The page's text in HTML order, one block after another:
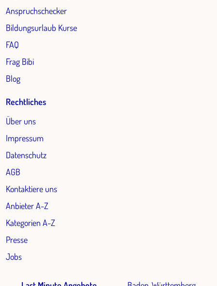
Anspruchschecker
Bildungsurlaub Kurse
FAQ
Frag Bibi
Blog
Rechtliches
Über uns
Impressum
Datenschutz
AGB
Kontaktiere uns
Anbieter A-Z
Kategorien A-Z
Presse
Jobs